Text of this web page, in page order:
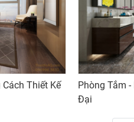
Thiết Kế
Phòng Tắm
Đại